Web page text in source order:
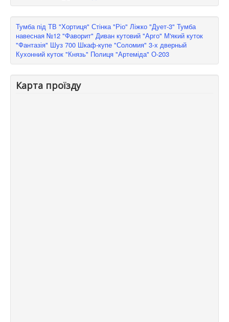
Тумба під ТВ "Хортиця" Стінка "Ріо" Ліжко "Дует-3" Тумба
навесная №12 "Фаворит" Диван кутовий "Арго" М'який куток
"Фантазія" Шуз 700 Шкаф-купе "Соломия" 3-х дверный
Кухонний куток "Князь" Полиця "Артеміда" О-203
Карта проїзду